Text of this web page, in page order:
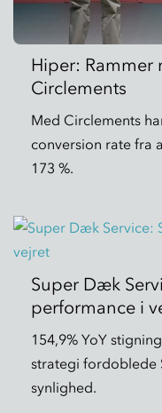
Hiper:
Circlements
Med Circlements
conversion rate fra
173 %.
Super Dæk
performance i
154,9% YoY
strategi fordoblede
synlighed.